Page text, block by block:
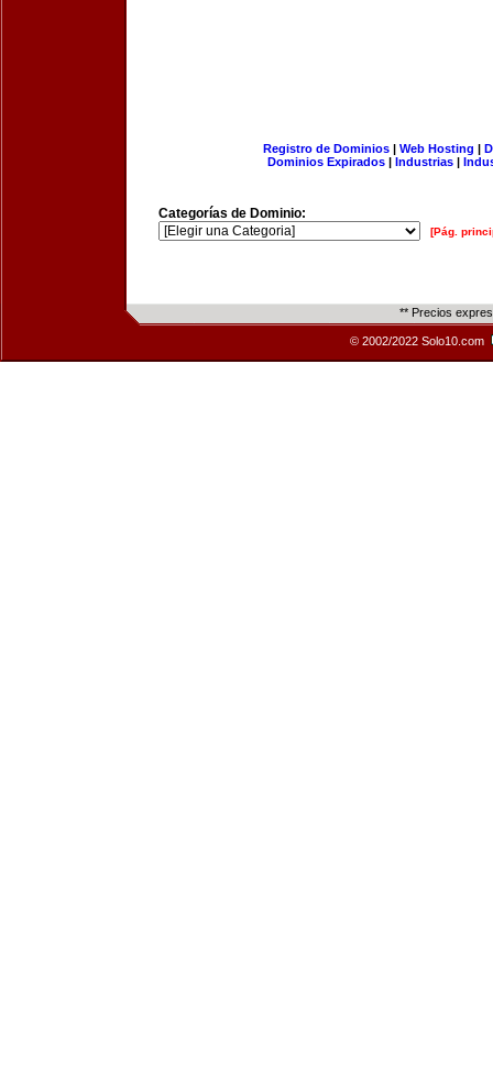
Registro de Dominios| Web Hosting |
Dominios Expirados | Industrias |
Categorías de Dominio:
[Pág.
** Precios
© 2002/2022 Solo10.com